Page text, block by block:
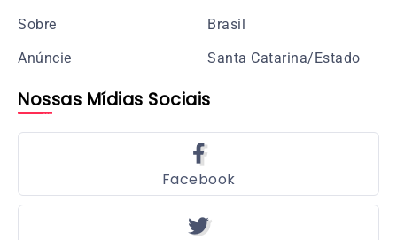
Sobre
Anúncie
Brasil
Santa Catarina/Estado
Nossas Mídias Sociais
Facebook